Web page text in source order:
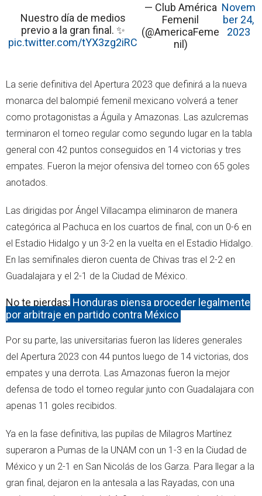
Nuestro día de medios
previo a la gran final. ✨
pic.twitter.com/tYX3zg2iRC
— Club América
Femenil
(@AmericaFeme
nil)
Novem
ber 24,
2023
La serie definitiva del Apertura 2023 que definirá a la nueva
monarca del balompié femenil mexicano volverá a tener
como protagonistas a Águila y Amazonas. Las azulcremas
terminaron el torneo regular como segundo lugar en la tabla
general con 42 puntos conseguidos en 14 victorias y tres
empates. Fueron la mejor ofensiva del torneo con 65 goles
anotados.
Las dirigidas por Ángel Villacampa eliminaron de manera
categórica al Pachuca en los cuartos de final, con un 0-6 en
el Estadio Hidalgo y un 3-2 en la vuelta en el Estadio Hidalgo.
En las semifinales dieron cuenta de Chivas tras el 2-2 en
Guadalajara y el 2-1 de la Ciudad de México.
No te pierdas: Honduras piensa proceder legalmente
por arbitraje en partido contra México
Por su parte, las universitarias fueron las líderes generales
del Apertura 2023 con 44 puntos luego de 14 victorias, dos
empates y una derrota. Las Amazonas fueron la mejor
defensa de todo el torneo regular junto con Guadalajara con
apenas 11 goles recibidos.
Ya en la fase definitiva, las pupilas de Milagros Martínez
superaron a Pumas de la UNAM con un 1-3 en la Ciudad de
México y un 2-1 en San Nicolás de los Garza. Para llegar a la
gran final, dejaron en la antesala a las Rayadas, con una